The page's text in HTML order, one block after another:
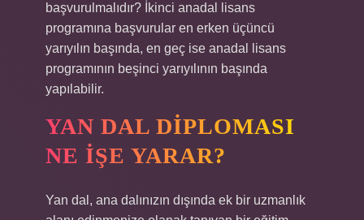
başvurulmalıdır? İkinci anadal lisans
programına başvurular en erken üçüncü
yarıyılın başında, en geç ise anadal lisans
programının beşinci yarıyılının başında
yapılabilir.
YAN DAL DIPLOMASI
NE IŞE YARAR?
Yan dal, ana dalınızın dışında ek bir uzmanlık